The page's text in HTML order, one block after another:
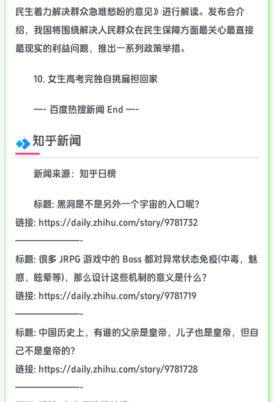
民生着力解决群众急难愁盼的意见》进行解读。发布会介
绍，我国将围绕解决人民群众在民生保障方面最关心最直接
最现实的利益问题，推出一系列政策举措。
10. 女生高考完独自挑扁担回家
—- 百度热搜新闻 End —-
知乎新闻
新闻来源：知乎日榜
标题: 黑洞是不是另外一个宇宙的入口呢？
链接: https://daily.zhihu.com/story/9781732
———————-
标题: 很多 JRPG 游戏中的 Boss 都对异常状态免疫(中毒，魅
惑，眩晕等)，那么设计这些机制的意义是什么？
链接: https://daily.zhihu.com/story/9781719
———————-
标题: 中国历史上，有谁的父亲是皇帝，儿子也是皇帝，但自
己不是皇帝的？
链接: https://daily.zhihu.com/story/9781728
———————-